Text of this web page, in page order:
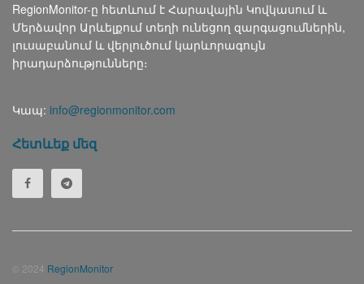
RegionMonitor-ը հետևում է Հարավային Կովկասում և
Մերձավոր Արևելքում տեղի ունեցող զարգացումներին,
լուսաբանում և վերլուծում կարևորագույն
իրադարձությունները։
Կապ: info@regionmonitor.com
Հետևեք մեզ
© 2024 RegionMonitor